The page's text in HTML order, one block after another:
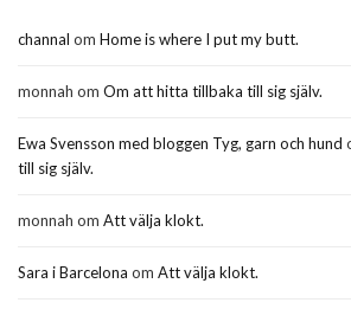
channal om Home is where I put my butt.
monnah om Om att hitta tillbaka till sig själv.
Ewa Svensson med bloggen Tyg, garn och hund
till sig själv.
monnah om Att välja klokt.
Sara i Barcelona om Att välja klokt.